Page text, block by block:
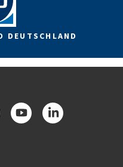
DEUTSCHLAND